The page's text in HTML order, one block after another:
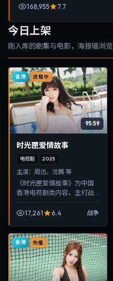
168,955
7.7
今日上架
刚入库的剧集与电影，海报墙浏览
香港 连载中
95:59
时光匣爱情故事
电视剧 2025
主演： 周迅、沈腾 等
《时光匣爱情故事》为中国
香港电视剧类内容，主打战
面清晰，适合移动端与电视
17,261 6.4 战争
香港 热播